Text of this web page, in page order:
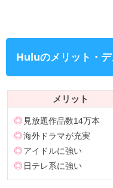
Huluのメリット・デ
メリット
◎ 見放題作品数14万本
◎海外ドラマが充実
◎ アイドルに強い
◎ 日テレ系に強い